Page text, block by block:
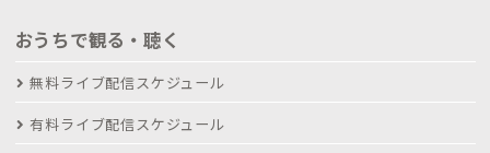
おうちで観る・聴く
無料ライブ配信スケジュール
有料ライブ配信スケジュール